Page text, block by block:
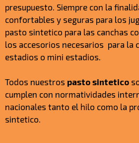
presupuesto. Siempre con la
confortables y seguras para los
pasto sintetico para las canchas
los accesorios necesarios para la
estadios o mini estadios.
Todos nuestros pasto sintetico
cumplen con normatividades
nacionales tanto el hilo como la
sintetico.